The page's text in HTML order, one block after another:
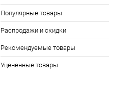
Популярные товары
Распродажи и скидки
Рекомендуемые товары
Уцененные товары